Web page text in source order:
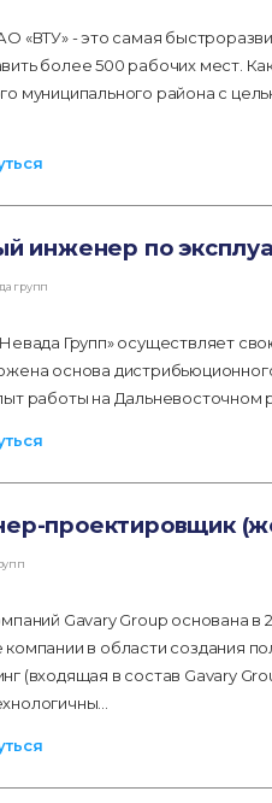
«ВТУ» - это самая
более 500 рабочих мест.
муниципального района с
инженер по
групп
Групп» осуществляет
основа
работы на Дальневосточном
проектировщик
Gavary Group основана
компании в области создания
(входящая в состав Gavary